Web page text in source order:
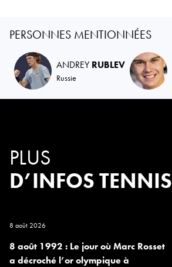
PERSONNES MENTIONNÉES
ANDREYRUBLEV
Russie
PLUS
D’INFOS TENNIS
8 août 2026
8 août 1992 : Le jour où Marc Rosset
a décroché l’or olympique à